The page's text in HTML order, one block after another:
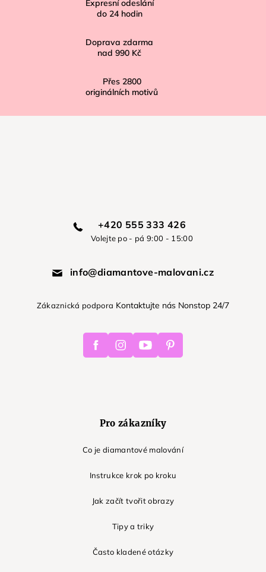
Expresní odeslání
do 24 hodin
Doprava zdarma
nad 990 Kč
Přes 2800
originálních motivů
+420 555 333 426
Volejte po - pá 9:00 - 15:00
info@diamantove-malovani.cz
Zákaznická podpora Kontaktujte nás Nonstop 24/7
FacebookInstagramYoutube Pinterest
Pro zákazníky
Co je diamantové malování
Instrukce krok po kroku
Jak začít tvořit obrazy
Tipy a triky
Často kladené otázky